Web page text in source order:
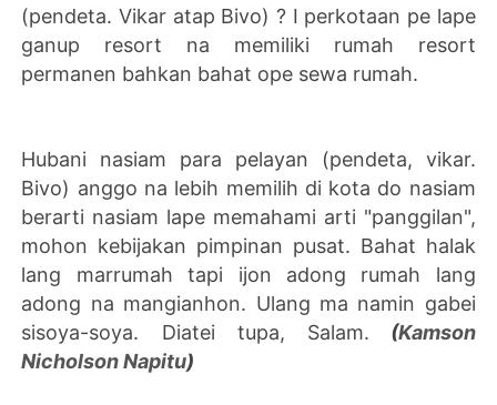
(pendeta. Vikar atap Bivo) ? I perkotaan pe lape
ganup resort na memiliki rumah resort
permanen bahkan bahat ope sewa rumah.
Hubani nasiam para pelayan (pendeta, vikar.
Bivo) anggo na lebih memilih di kota do nasiam
berarti nasiam lape memahami arti "panggilan",
mohon kebijakan pimpinan pusat. Bahat halak
lang marrumah tapi ijon adong rumah lang
adong na mangianhon. Ulang ma namin gabei
sisoya-soya. Diatei tupa, Salam. (Kamson
Nicholson Napitu)